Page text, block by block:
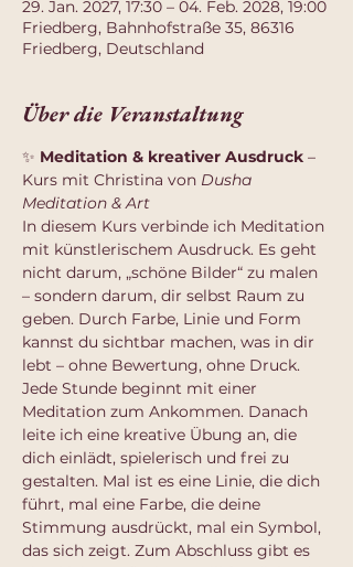
29. Jan. 2027, 17:30 – 04. Feb. 2028, 19:00
Friedberg, Bahnhofstraße 35, 86316
Friedberg, Deutschland
Über die Veranstaltung
✨ Meditation & kreativer Ausdruck –
Kurs mit Christina von Dusha
Meditation & Art
In diesem Kurs verbinde ich Meditation
mit künstlerischem Ausdruck. Es geht
nicht darum, „schöne Bilder“ zu malen
– sondern darum, dir selbst Raum zu
geben. Durch Farbe, Linie und Form
kannst du sichtbar machen, was in dir
lebt – ohne Bewertung, ohne Druck.
Jede Stunde beginnt mit einer
Meditation zum Ankommen. Danach
leite ich eine kreative Übung an, die
dich einlädt, spielerisch und frei zu
gestalten. Mal ist es eine Linie, die dich
führt, mal eine Farbe, die deine
Stimmung ausdrückt, mal ein Symbol,
das sich zeigt. Zum Abschluss gibt es